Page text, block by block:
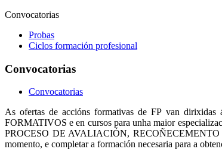
Convocatorias
Probas
Ciclos formación profesional
Convocatorias
Convocatorias
As ofertas de accións formativas de FP van dirixidas
FORMATIVOS e en cursos para unha maior
PROCESO DE AVALIACIÓN, RECOÑECEMENTO
momento, e completar a formación necesaria para a